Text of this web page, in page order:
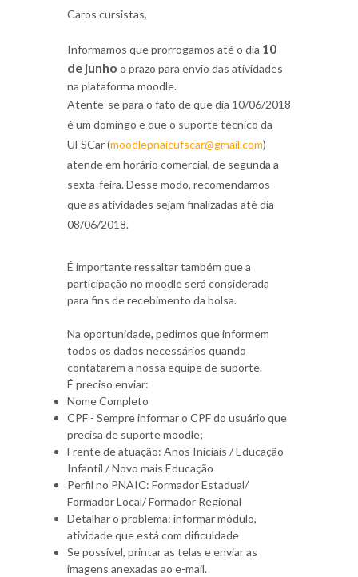
Caros cursistas,
Informamos que prorrogamos até o dia 10
de junho o prazo para envio das atividades
na plataforma moodle.
Atente-se para o fato de que dia 10/06/2018
é um domingo e que o suporte técnico da
UFSCar (moodlepnaicufscar@gmail.com)
atende em horário comercial, de segunda a
sexta-feira. Desse modo, recomendamos
que as atividades sejam finalizadas até dia
08/06/2018.
É importante ressaltar também que a
participação no moodle será considerada
para fins de recebimento da bolsa.
Na oportunidade, pedimos que informem
todos os dados necessários quando
contatarem a nossa equipe de suporte.
É preciso enviar:
Nome Completo
CPF - Sempre informar o CPF do usuário que
precisa de suporte moodle;
Frente de atuação: Anos Iniciais / Educação
Infantil / Novo mais Educação
Perfil no PNAIC: Formador Estadual/
Formador Local/ Formador Regional
Detalhar o problema: informar módulo,
atividade que está com dificuldade
Se possível, printar as telas e enviar as
imagens anexadas ao e-mail.